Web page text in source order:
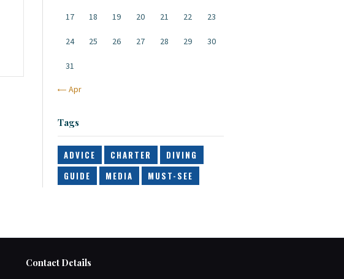
17 18 19 20 21 22 23
24 25 26 27 28 29 30
31
« Apr
Tags
ADVICE CHARTER
DIVING
GUIDE
MEDIA MUST-SEE
Contact Details